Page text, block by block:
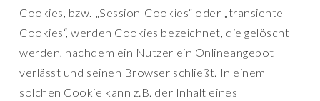
Cookies, bzw. „Session-Cookies“ oder „transiente
Cookies“, werden Cookies bezeichnet, die gelöscht
werden, nachdem ein Nutzer ein Onlineangebot
verlässt und seinen Browser schließt. In einem
solchen Cookie kann z.B. der Inhalt eines